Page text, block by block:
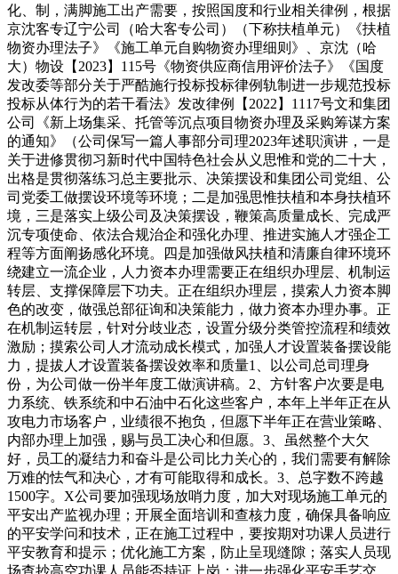
化、制，满脚施工出产需要，按照国度和行业相关律例，根据
京沈客专辽宁公司（哈大客专公司）（下称扶植单元）《扶植
物资办理法子》《施工单元自购物资办理细则》、京沈（哈
大）物设【2023】115号《物资供应商信用评价法子》《国度
发改委等部分关于严酷施行投标投标律例轨制进一步规范投标
投标从体行为的若干看法》发改律例【2022】1117号文和集团
公司《新上场集采、托管等沉点项目物资办理及采购筹谋方案
的通知》（公司保写一篇人事部分司理2023年述职演讲，一是
关于进修贯彻习新时代中国特色社会从义思惟和党的二十大，
出格是贯彻落练习总主要批示、决策摆设和集团公司党组、公
司党委工做摆设环境等环境；二是加强思惟扶植和本身扶植环
境，三是落实上级公司及决策摆设，鞭策高质量成长、完成严
沉专项使命、依法合规治企和强化办理、推进实施人才强企工
程等方面阐扬感化环境。四是加强做风扶植和清廉自律环境环
绕建立一流企业，人力资本办理需要正在组织办理层、机制运
转层、支撑保障层下功夫。正在组织办理层，摸索人力资本脚
色的改变，做强总部征询和决策能力，做力资本办理办事。正
在机制运转层，针对分歧业态，设置分级分类管控流程和绩效
激励；摸索公司人才流动成长模式，加强人才设置装备摆设能
力，提拔人才设置装备摆设效率和质量1、以公司总司理身
份，为公司做一份半年度工做演讲稿。2、方针客户次要是电
力系统、铁系统和中石油中石化这些客户，本年上半年正在从
攻电力市场客户，业绩很不抱负，但愿下半年正在营业策略、
内部办理上加强，赐与员工决心和但愿。3、虽然整个大欠
好，员工的凝结力和奋斗是公司比力关心的，我们需要有解除
万难的怯气和决心，才有可能取得和成长。3、总字数不跨越
1500字。X公司要加强现场放哨力度，加大对现场施工单元的
平安出产监视办理；开展全面培训和查核力度，确保具备响应
的平安学问和技术，正在施工过程中，要按期对功课人员进行
平安教育和提示；优化施工方案，防止呈现缝隙；落实人员现
场查抄高空功课人员能否持证上岗；进一步强化平安手艺交